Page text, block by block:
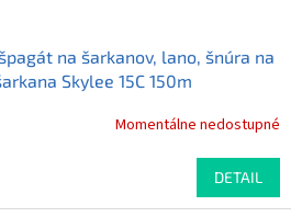
na šarkanov, lano, šnúra na
Skylee 15C 150m
Momentálne nedostupné
DETAIL